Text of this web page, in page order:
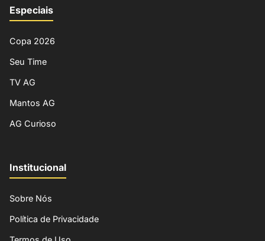
Especiais
Copa 2026
Seu Time
TV AG
Mantos AG
AG Curioso
Institucional
Sobre Nós
Política de Privacidade